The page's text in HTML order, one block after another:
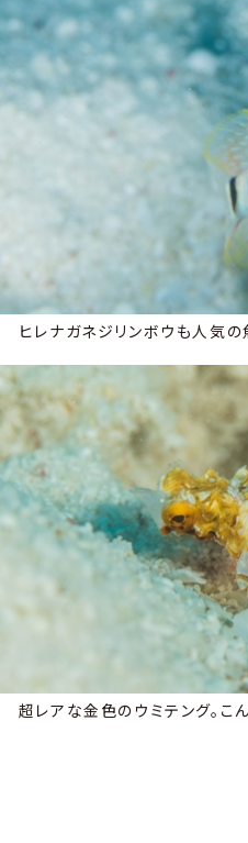
ヒレナガネジリンボウも人気の
超レアな金色のウミテング。